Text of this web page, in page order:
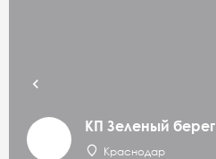
КП Зеленый берег
Краснодар